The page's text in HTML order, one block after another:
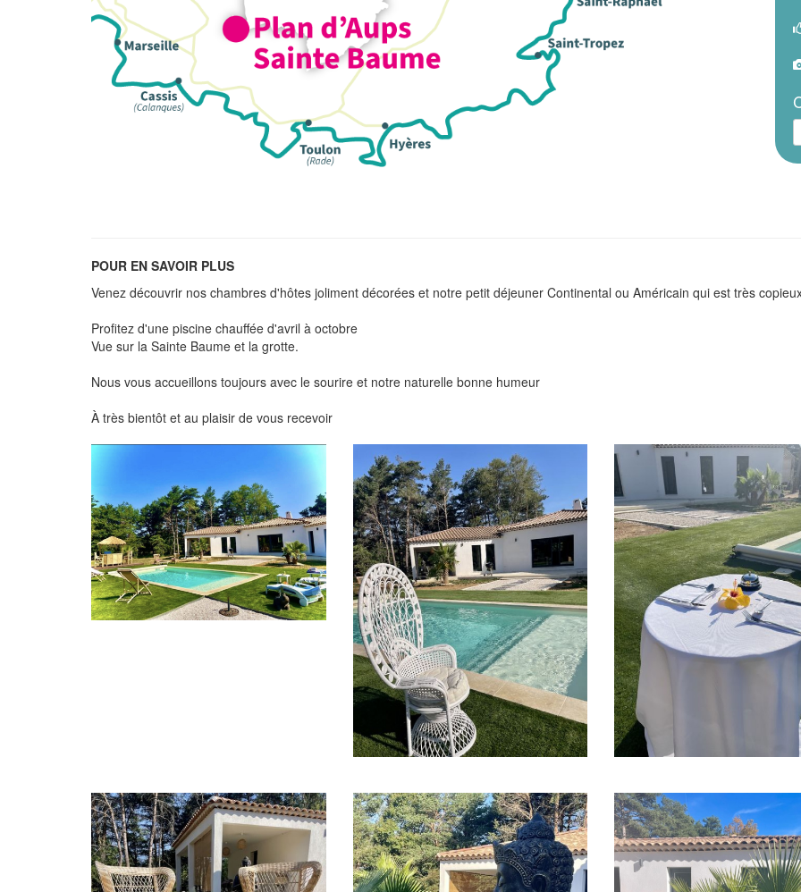
POUR EN SAVOIR PLUS
Venez découvrir nos chambres d'hôtes joliment décorées et notre petit déjeuner Continental ou Américain qui est très
Profitez d'une piscine chauffée d'avril à octobre
Vue sur la Sainte Baume et la grotte.
Nous vous accueillons toujours avec le sourire et notre naturelle bonne humeur
À très bientôt et au plaisir de vous recevoir